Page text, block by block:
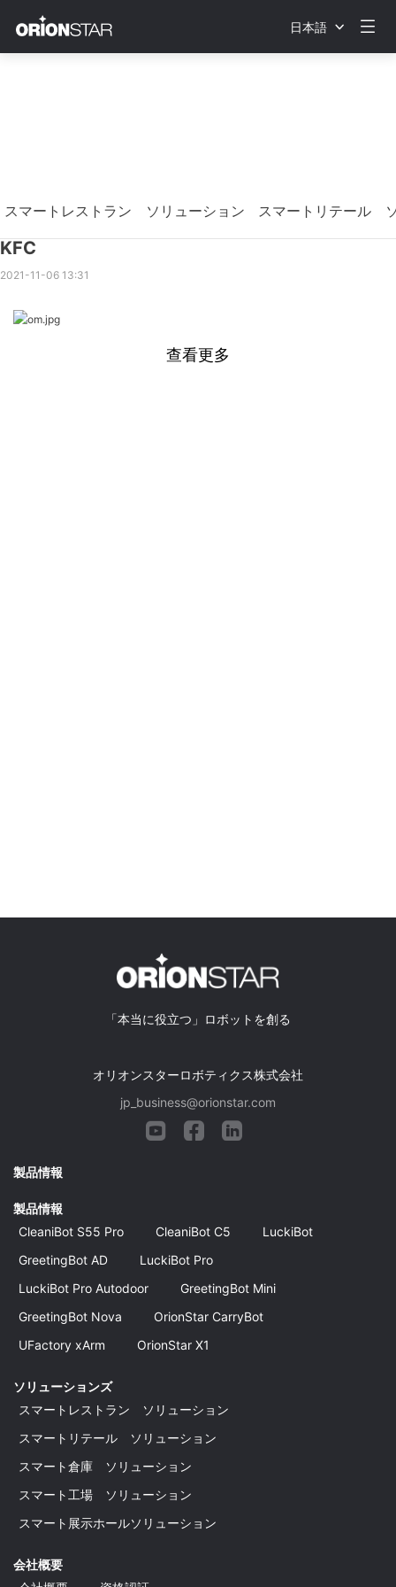
日本語
スマートレストラン ソリューション スマートリテール
KFC
2021-11-06 13:31
查看更多
「本当に役立つ」ロボットを創る
オリオンスターロボティクス株式会社
jp_business@orionstar.com
製品情報
製品情報
CleaniBot S55 Pro
CleaniBot C5
LuckiBot
GreetingBot AD
LuckiBot Pro
LuckiBot Pro Autodoor
GreetingBot Mini
GreetingBot Nova
OrionStar CarryBot
UFactory xArm
OrionStar X1
ソリューションズ
スマートレストラン ソリューション
スマートリテール ソリューション
スマート倉庫 ソリューション
スマート工場 ソリューション
スマート展示ホールソリューション
会社概要